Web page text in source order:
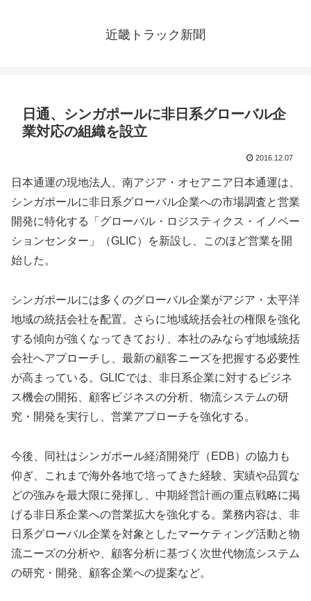
近畿トラック新聞
日通、シンガポールに非日系グローバル企
業対応の組織を設立
2016.12.07
日本通運の現地法人、南アジア・オセアニア日本通運は、
シンガポールに非日系グローバル企業への市場調査と営業
開発に特化する「グローバル・ロジスティクス・イノベー
ションセンター」（GLIC）を新設し、このほど営業を開
始した。
シンガポールには多くのグローバル企業がアジア・太平洋
地域の統括会社を配置。さらに地域統括会社の権限を強化
する傾向が強くなってきており、本社のみならず地域統括
会社へアプローチし、最新の顧客ニーズを把握する必要性
が高まっている。GLICでは、非日系企業に対するビジネ
ス機会の開拓、顧客ビジネスの分析、物流システムの研
究・開発を実行し、営業アプローチを強化する。
今後、同社はシンガポール経済開発庁（EDB）の協力も
仰ぎ、これまで海外各地で培ってきた経験、実績や品質な
どの強みを最大限に発揮し、中期経営計画の重点戦略に掲
げる非日系企業への営業拡大を強化する。業務内容は、非
日系グローバル企業を対象としたマーケティング活動と物
流ニーズの分析や、顧客分析に基づく次世代物流システム
の研究・開発、顧客企業への提案など。